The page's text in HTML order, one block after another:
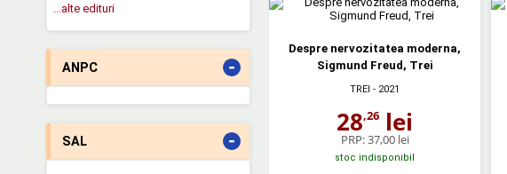
...alte edituri
ANPC -
SAL -
Despre nervozitatea moderna,
Sigmund Freud, Trei
TREI - 2021
28,26 lei
PRP:37,00 lei
stoc indisponibil